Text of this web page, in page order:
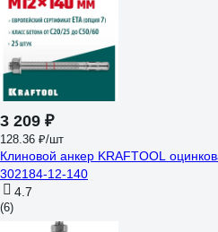
3 209 ₽
128.36 ₽/шт
Клиновой анкер KRAFTOOL
302184-12-140
4.7
(6)